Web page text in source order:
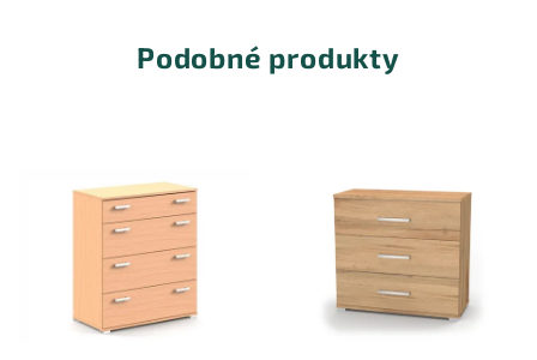
Podobné produkty